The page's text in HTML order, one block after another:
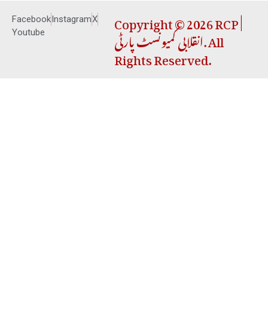
FacebookInstagramX
Youtube
Copyright © 2026 RCP |
انقلابی کمیونسٹ پارٹی. All
Rights Reserved.